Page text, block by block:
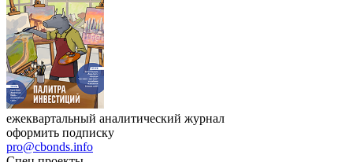
ежеквартальный аналитический журнал
оформить подписку
pro@cbonds.info